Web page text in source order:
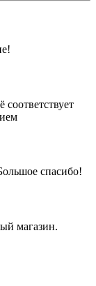
соответствует
спасибо!
магазин.